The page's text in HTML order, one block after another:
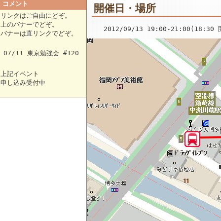
コメント
リンクはご自由にどぞ。
上のバナーでどぞ。
バナーは直リンクでどぞ。
07/11 東京勉強会 #120
上記イベント
申し込み受付中
開催日・場所
2012/09/13 19:00-21:00(18:30